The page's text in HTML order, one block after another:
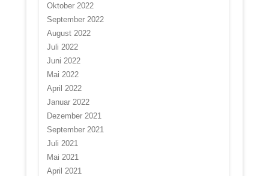
Oktober 2022
September 2022
August 2022
Juli 2022
Juni 2022
Mai 2022
April 2022
Januar 2022
Dezember 2021
September 2021
Juli 2021
Mai 2021
April 2021